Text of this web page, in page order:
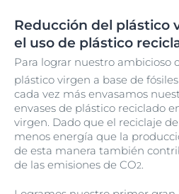
Reducción del plástico
el uso de plástico
Para lograr nuestro ambicioso
plástico virgen a base de
cada vez más envasamos
envases de plástico reciclado
virgen. Dado que el reciclaje
menos energía que la
de esta manera también
de las emisiones de CO2.